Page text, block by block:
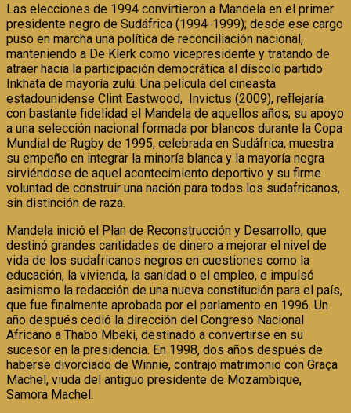
Las elecciones de 1994 convirtieron a Mandela en el primer
presidente negro de Sudáfrica (1994-1999); desde ese cargo
puso en marcha una política de reconciliación nacional,
manteniendo a De Klerk como vicepresidente y tratando de
atraer hacia la participación democrática al díscolo partido
Inkhata de mayoría zulú. Una película del cineasta
estadounidense Clint Eastwood, Invictus (2009), reflejaría
con bastante fidelidad el Mandela de aquellos años; su apoyo
a una selección nacional formada por blancos durante la Copa
Mundial de Rugby de 1995, celebrada en Sudáfrica, muestra
su empeño en integrar la minoría blanca y la mayoría negra
sirviéndose de aquel acontecimiento deportivo y su firme
voluntad de construir una nación para todos los sudafricanos,
sin distinción de raza.
Mandela inició el Plan de Reconstrucción y Desarrollo, que
destinó grandes cantidades de dinero a mejorar el nivel de
vida de los sudafricanos negros en cuestiones como la
educación, la vivienda, la sanidad o el empleo, e impulsó
asimismo la redacción de una nueva constitución para el país,
que fue finalmente aprobada por el parlamento en 1996. Un
año después cedió la dirección del Congreso Nacional
Africano a Thabo Mbeki, destinado a convertirse en su
sucesor en la presidencia. En 1998, dos años después de
haberse divorciado de Winnie, contrajo matrimonio con Graça
Machel, viuda del antiguo presidente de Mozambique,
Samora Machel.